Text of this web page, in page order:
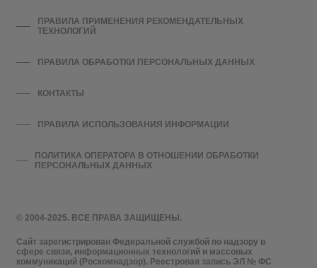
© 2004-2025. ВСЕ ПРАВА ЗАЩИЩЕНЫ.
Сайт зарегистрирован Федеральной службой по надзору в
сфере связи, информационных технологий и массовых
коммуникаций (Роскомнадзор). Реестровая запись ЭЛ № ФС
ПРАВИЛА ПРИМЕНЕНИЯ РЕКОМЕНДАТЕЛЬНЫХ
ТЕХНОЛОГИЙ
ПРАВИЛА ОБРАБОТКИ ПЕРСОНАЛЬНЫХ ДАННЫХ
КОНТАКТЫ
ПРАВИЛА ИСПОЛЬЗОВАНИЯ ИНФОРМАЦИИ
ПОЛИТИКА ОПЕРАТОРА В ОТНОШЕНИИ ОБРАБОТКИ
ПЕРСОНАЛЬНЫХ ДАННЫХ